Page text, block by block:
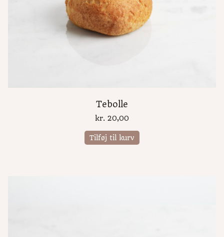
Tebolle
kr. 20,00
Tilføj til kurv